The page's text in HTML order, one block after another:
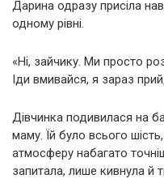
Дарина одразу присіла
одному рівні.
«Ні, зайчику. Ми просто
Іди вмивайся, я зараз
Дівчинка подивилася на
маму. Їй було всього
атмосферу набагато
запитала, лише кивнула й